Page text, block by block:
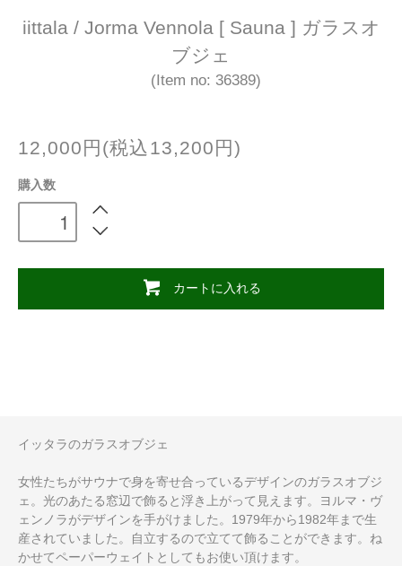
iittala / Jorma Vennola [ Sauna ] ガラスオ
ブジェ
(Item no: 36389)
12,000円(税込13,200円)
購入数
カートに入れる
イッタラのガラスオブジェ
女性たちがサウナで身を寄せ合っているデザインのガラスオブジ
ェ。光のあたる窓辺で飾ると浮き上がって見えます。ヨルマ・ヴ
ェンノラがデザインを手がけました。1979年から1982年まで生
産されていました。自立するので立てて飾ることができます。ね
かせてペーパーウェイトとしてもお使い頂けます。